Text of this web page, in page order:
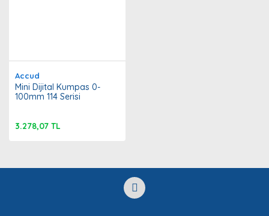
Accud
Mini Dijital Kumpas 0-
100mm 114 Serisi
3.278,07 TL